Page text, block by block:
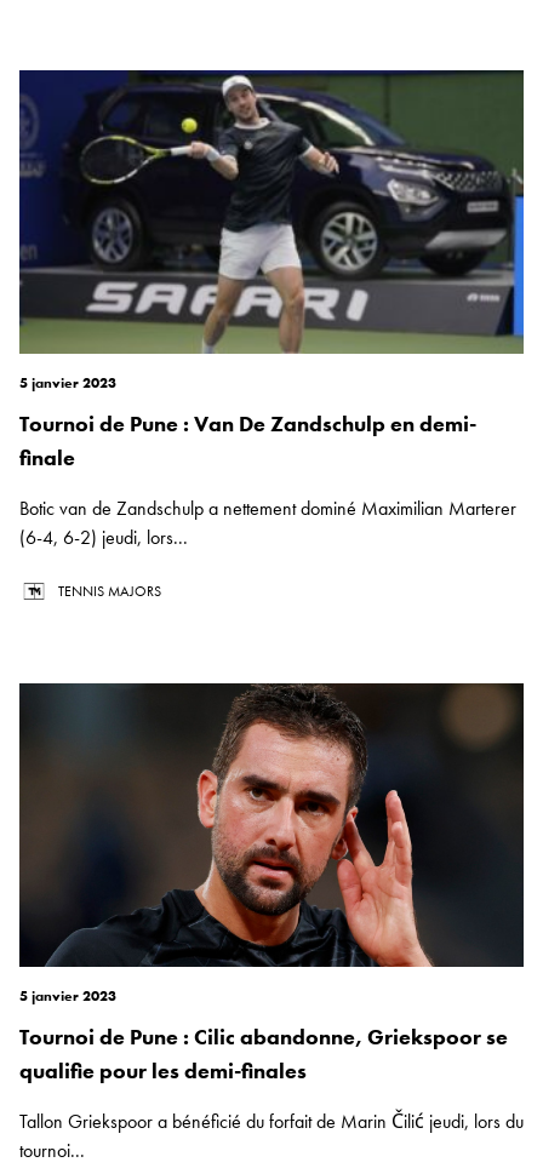
5 janvier 2023
Tournoi de Pune : Van De Zandschulp en demi-
finale
Botic van de Zandschulp a nettement dominé Maximilian Marterer
(6-4, 6-2) jeudi, lors...
TENNIS MAJORS
5 janvier 2023
Tournoi de Pune : Cilic abandonne, Griekspoor se
qualifie pour les demi-finales
Tallon Griekspoor a bénéficié du forfait de Marin Čilić jeudi, lors du
tournoi...